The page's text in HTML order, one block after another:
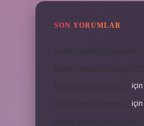
SON YORUMLAR
için
için